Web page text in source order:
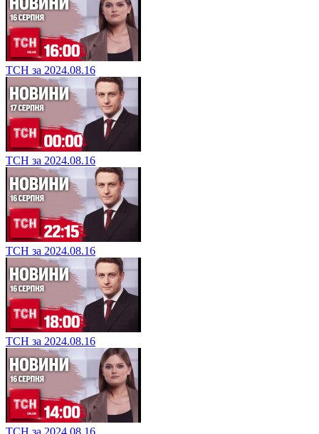
ТСН за 2024.08.16
ТСН за 2024.08.16
ТСН за 2024.08.16
ТСН за 2024.08.16
ТСН за 2024.08.16